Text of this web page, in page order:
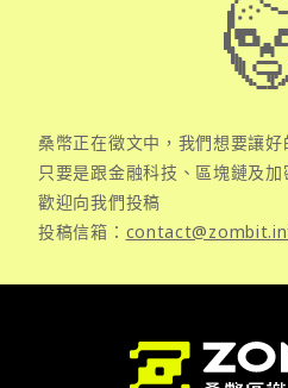
桑幣正在徵文中，我們想要讓好
只要是跟金融科技、區塊鏈及
歡迎向我們投稿
投稿信箱：